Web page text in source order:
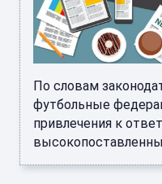
По словам
футбольные
привлечения к